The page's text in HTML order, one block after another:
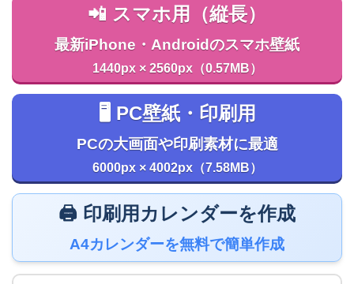
📲 スマホ用（縦長）
最新iPhone・Androidのスマホ壁紙
1440px × 2560px（0.57MB）
🖥️ PC壁紙・印刷用
PCの大画面や印刷素材に最適
6000px × 4002px（7.58MB）
🖨️ 印刷用カレンダーを作成
A4カレンダーを無料で簡単作成